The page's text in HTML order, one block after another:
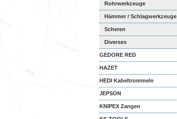
Rohrwerkzeuge
Hämmer / Schlagwerkzeuge
Scheren
Diverses
GEDORE RED
HAZET
HEDI Kabeltrommeln
JEPSON
KNIPEX Zangen